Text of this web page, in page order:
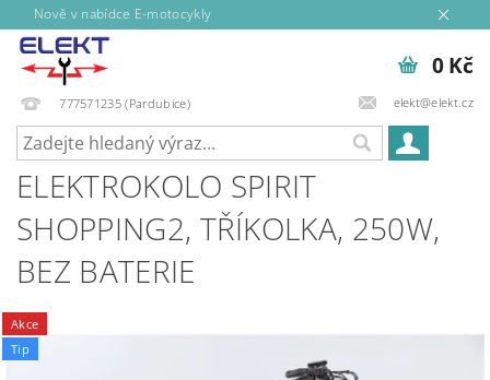
Nově v nabídce E-motocykly
777571235 (Pardubice) elekt@elekt.cz
0 Kč
ELEKTROKOLO SPIRIT
SHOPPING2, TŘÍKOLKA, 250W,
BEZ BATERIE
Akce
Tip